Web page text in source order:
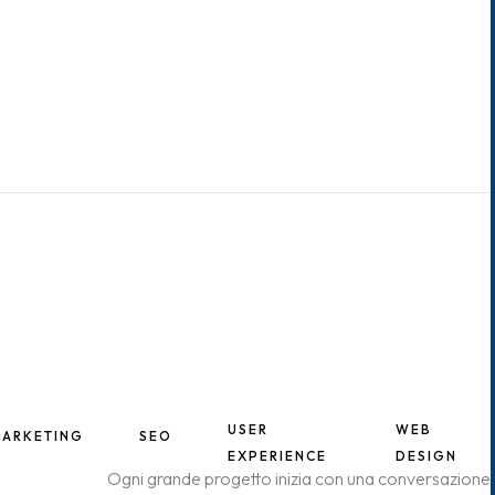
SEO
USER
EXPERIENCE
WEB
DESIGN
Ogni grande progetto inizia con una conversazione.